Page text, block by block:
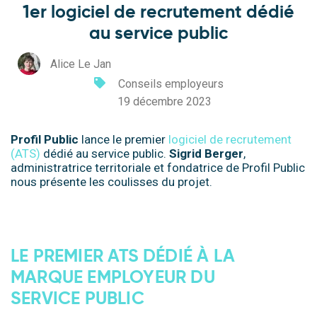
1er logiciel de recrutement dédié
au service public
Alice Le Jan
Conseils employeurs
19 décembre 2023
Profil Public lance le premier logiciel de recrutement
(ATS) dédié au service public. Sigrid Berger,
administratrice territoriale et fondatrice de Profil Public
nous présente les coulisses du projet.
LE PREMIER ATS DÉDIÉ À LA
MARQUE EMPLOYEUR DU
SERVICE PUBLIC